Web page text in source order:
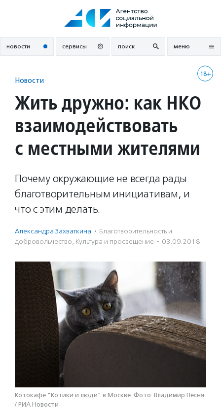
новости сервисы поиск меню
18+
Новости
Жить дружно: как НКО
взаимодействовать
с местными жителями
Почему окружающие не всегда рады
благотворительным инициативам, и
что с этим делать.
Александра Захваткина · Благотвори­тель­ность и
доброволь­чест­во, Культура и просвещение · 03.09.2018
Котокафе "Котики и люди" в Москве. Фото: Владимир Песня
/ РИА Новости